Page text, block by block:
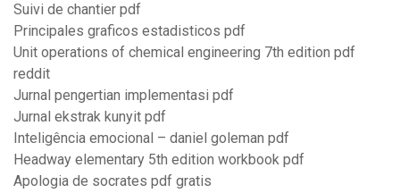
Suivi de chantier pdf
Principales graficos estadisticos pdf
Unit operations of chemical engineering 7th edition pdf
reddit
Jurnal pengertian implementasi pdf
Jurnal ekstrak kunyit pdf
Inteligência emocional – daniel goleman pdf
Headway elementary 5th edition workbook pdf
Apologia de socrates pdf gratis